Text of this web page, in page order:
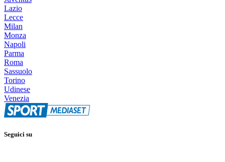
Lazio
Lecce
Milan
Monza
Napoli
Parma
Roma
Sassuolo
Torino
Udinese
Venezia
Seguici su